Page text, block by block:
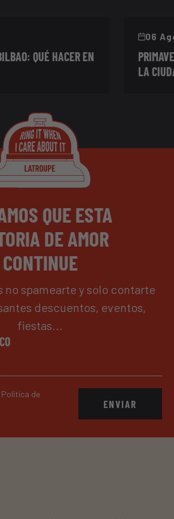
QUÉ HACER EN
06
LA
QUE ESTA
DE AMOR
CONTINUE
no spamearte y solo contarte
descuentos, eventos,
fiestas...
ENVIAR
Política de